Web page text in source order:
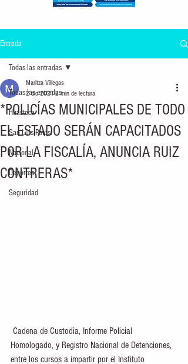
Entrada
Todas las entradas
Huasteca
San Luis Potosí
Nacional
Deportes
Seguridad
Todas las entradas
*POLICÍAS MUNICIPALES DE TODO
EL ESTADO SERÁN CAPACITADOS
POR LA FISCALÍA, ANUNCIA RUIZ
CONTRERAS*
Maritza Villegas
2 dic 20212 min de lectura
Homologado, y Registro Nacional de Detenciones,
entre los cursos a impartir por el Instituto